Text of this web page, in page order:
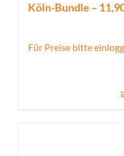
Köln-Bundle –
Für Preise bitte